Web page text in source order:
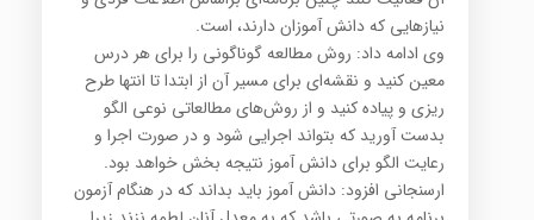
نیازهایی که دانش آموزان دارند، است.
وی ادامه داد: روش مطالعه گوناگونی را برای هر درس
معین کنید و نقشه‌ای برای مسیر آن از ابتدا تا انتها طرح
ریزی و پیاده کنید و از روش‌های مطالعاتی نوعی الگو
بدست آورید که بتواند اجرایی شود و در صورت اجرا و
رعایت الگو برای دانش آموز نتیجه بخش خواهد بود.
ارسنجانی افزود: دانش آموز باید بداند که در هنگام آزمون